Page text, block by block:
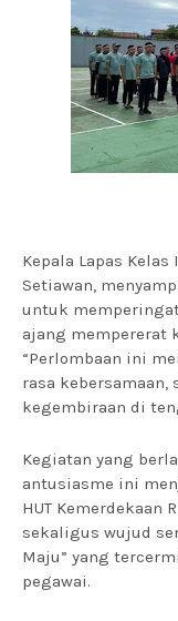
Kepala Lapas
Setiawan,
untuk
ajang mempererat
“Perlombaan ini
rasa
kegembiraan di
Kegiatan yang
antusiasme ini
HUT Kemerdekaan
sekaligus wujud
Maju” yang
pegawai.